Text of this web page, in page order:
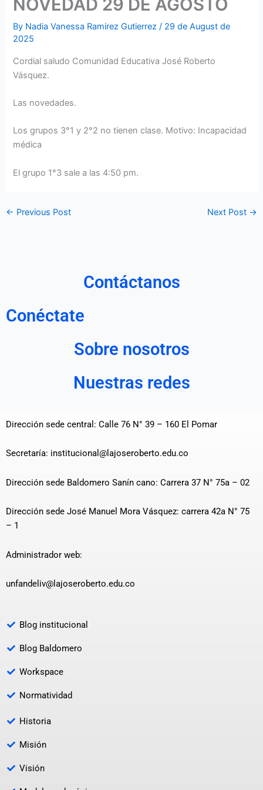
NOVEDAD 29 DE AGOSTO
By Nadia Vanessa Ramirez Gutierrez/ 29 de August de
2025
Cordial saludo Comunidad Educativa José Roberto
Vásquez.
Las novedades.
Los grupos 3°1 y 2°2 no tienen clase. Motivo: Incapacidad
médica
El grupo 1°3 sale a las 4:50 pm.
← Previous Post Next Post →
Contáctanos
Conéctate
Sobre nosotros
Nuestras redes
Dirección sede central: Calle 76 N° 39 – 160 El Pomar
Secretaría: institucional@lajoseroberto.edu.co
Dirección sede Baldomero Sanín cano: Carrera 37 N° 75a – 02
Dirección sede José Manuel Mora Vásquez: carrera 42a N° 75
– 1
Administrador web:
unfandeliv@lajoseroberto.edu.co
Blog institucional
Blog Baldomero
Workspace
Normatividad
Historia
Misión
Visión